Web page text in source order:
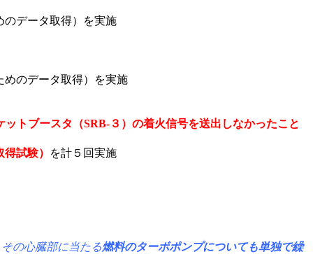
のデータ取得）を実施
めのデータ取得）を実施
トブースタ（SRB-３）の着火信号を送出しなかったこと
試験） を計５回実施
の心臓部に当たる燃料のターボポンプについても単独で繰